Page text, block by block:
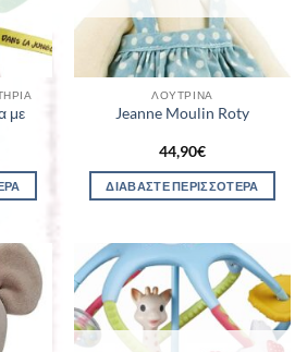
με
ΛΟΎΤΡΙΝΑ
Jeanne Moulin Roty
44,90€
ΔΙΑΒΆΣΤΕ ΠΕΡΙΣΣΌΤΕΡΑ